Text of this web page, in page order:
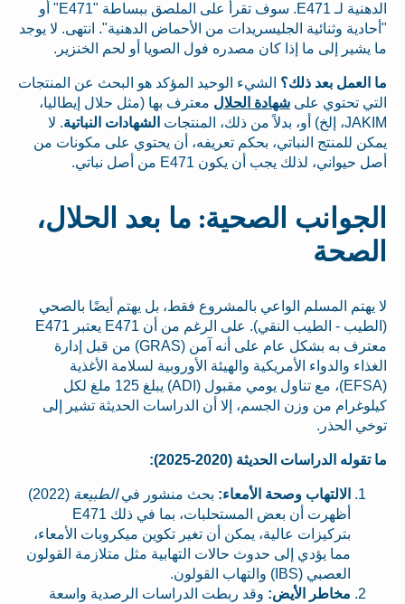
الدهنية لـ E471. سوف تقرأ على الملصق ببساطة "E471" أو
"أحادية وثنائية الجليسريدات من الأحماض الدهنية". انتهى. لا يوجد
ما يشير إلى ما إذا كان مصدره فول الصويا أو لحم الخنزير.
ما العمل بعد ذلك؟ الشيء الوحيد المؤكد هو البحث عن المنتجات
التي تحتوي على شهادة الحلال معترف بها (مثل حلال إيطاليا،
JAKIM، إلخ) أو، بدلاً من ذلك، المنتجات
الشهادات النباتية. لا
يمكن للمنتج النباتي، بحكم تعريفه، أن يحتوي على مكونات من
أصل حيواني، لذلك يجب أن يكون E471 من أصل نباتي.
الجوانب الصحية: ما بعد الحلال،
الصحة
لا يهتم المسلم الواعي بالمشروع فقط، بل يهتم أيضًا بالصحي
(الطيب - الطيب النقي). على الرغم من أن E471 يعتبر E471
معترف به بشكل عام على أنه آمن (GRAS) من قبل إدارة
الغذاء والدواء الأمريكية والهيئة الأوروبية لسلامة الأغذية
(EFSA)، مع تناول يومي مقبول (ADI) يبلغ 125 ملغ لكل
كيلوغرام من وزن الجسم، إلا أن الدراسات الحديثة تشير إلى
توخي الحذر.
ما تقوله الدراسات الحديثة (2020-2025):
الالتهاب وصحة الأمعاء: بحث منشور فيالطبيعة
(2022)
أظهرت أن بعض المستحلبات، بما في ذلك E471
بتركيزات عالية، يمكن أن تغير تكوين ميكروبات الأمعاء،
مما يؤدي إلى حدوث حالات التهابية مثل متلازمة القولون
العصبي (IBS) والتهاب القولون.
مخاطر الأيض: وقد ربطت الدراسات الرصدية واسعة